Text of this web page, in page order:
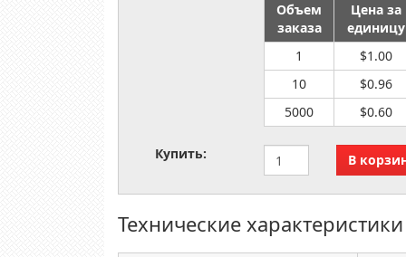
Объем
заказа
Цена за
единицу
1
$1.00
10
$0.96
5000
$0.60
Купить:
Технические характеристики